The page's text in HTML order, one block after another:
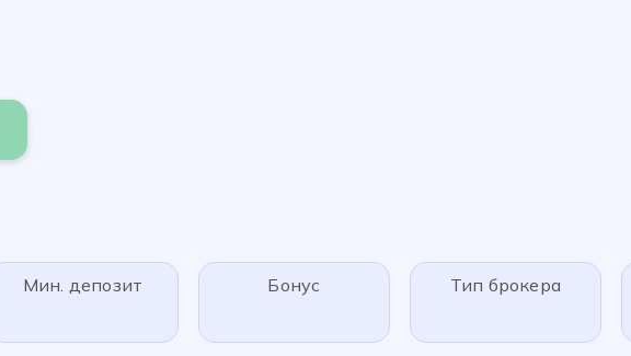
Мин. депозит Бонус Тип брокера